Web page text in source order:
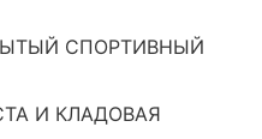
СПОРТИВНЫЙ
И КЛАДОВАЯ